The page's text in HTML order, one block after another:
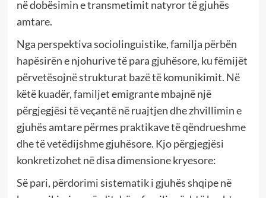
në dobësimin e transmetimit natyror të gjuhës
amtare.
Nga perspektiva sociolinguistike, familja përbën
hapësirën e njohurive të para gjuhësore, ku fëmijët
përvetësojnë strukturat bazë të komunikimit. Në
këtë kuadër, familjet emigrante mbajnë një
përgjegjësi të veçantë në ruajtjen dhe zhvillimin e
gjuhës amtare përmes praktikave të qëndrueshme
dhe të vetëdijshme gjuhësore. Kjo përgjegjësi
konkretizohet në disa dimensione kryesore:
Së pari, përdorimi sistematik i gjuhës shqipe në